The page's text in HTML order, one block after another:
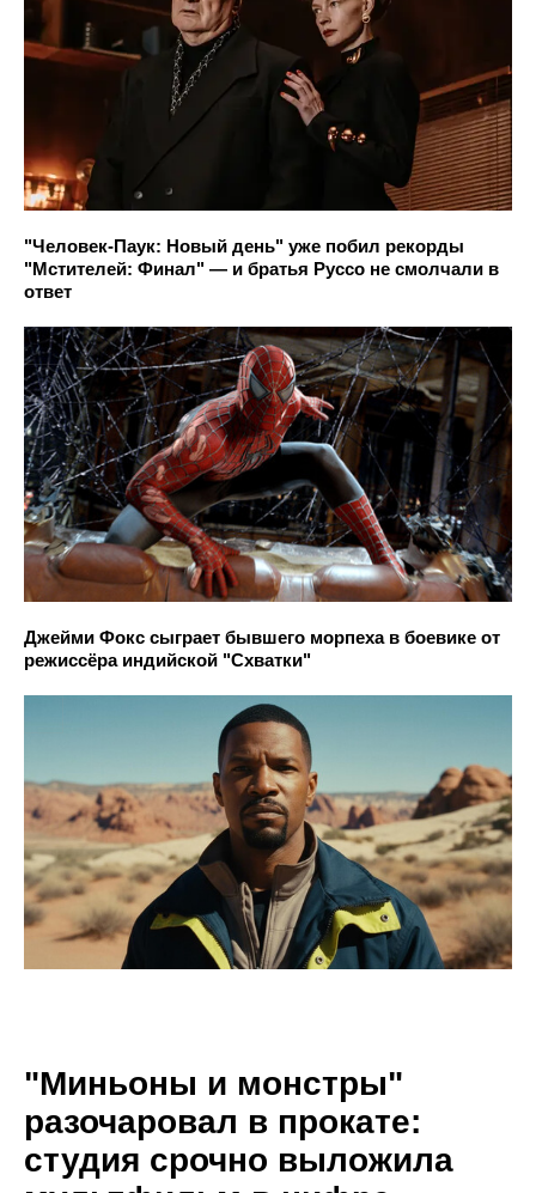
"Человек-Паук: Новый день" уже побил рекорды
"Мстителей: Финал" — и братья Руссо не смолчали в
ответ
Джейми Фокс сыграет бывшего морпеха в боевике от
режиссёра индийской "Схватки"
"Миньоны и монстры"
разочаровал в прокате:
студия срочно выложила